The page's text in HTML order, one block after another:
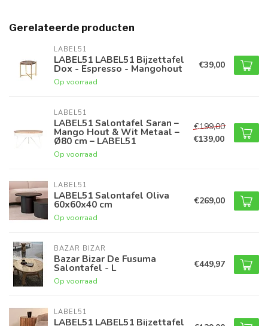
Gerelateerde producten
LABEL51
LABEL51 LABEL51 Bijzettafel
Dox - Espresso - Mangohout
Op voorraad
€39,00
LABEL51
LABEL51 Salontafel Saran –
Mango Hout & Wit Metaal –
Ø80 cm – LABEL51
Op voorraad
€199,00
€139,00
LABEL51
LABEL51 Salontafel Oliva
60x60x40 cm
Op voorraad
€269,00
BAZAR BIZAR
Bazar Bizar De Fusuma
Salontafel - L
Op voorraad
€449,97
LABEL51
LABEL51 LABEL51 Bijzettafel